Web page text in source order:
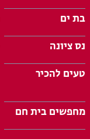
בת ים
נס ציונה
טעים להכיר
מחפשים בית חם